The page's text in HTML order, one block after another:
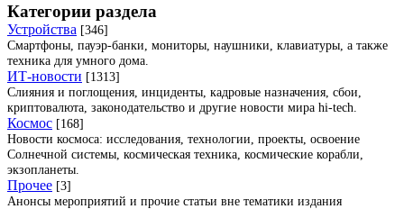
Категории раздела
Устройства [346]
Смартфоны, пауэр-банки, мониторы, наушники, клавиатуры, а также
техника для умного дома.
ИТ-новости [1313]
Слияния и поглощения, инциденты, кадровые назначения, сбои,
криптовалюта, законодательство и другие новости мира hi-tech.
Космос [168]
Новости космоса: исследования, технологии, проекты, освоение
Солнечной системы, космическая техника, космические корабли,
экзопланеты.
Прочее [3]
Анонсы мероприятий и прочие статьи вне тематики издания